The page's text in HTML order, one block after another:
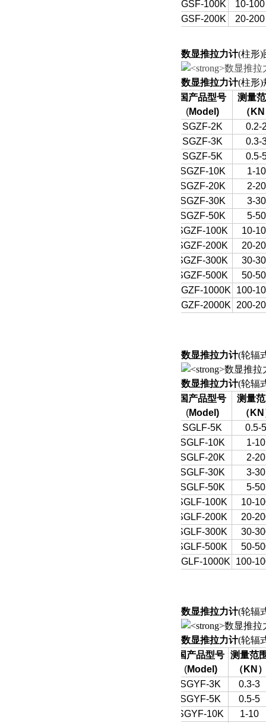
SGSF-100K
10-100
SGSF-200K
20-200
数显推拉力计(柱形)
数显推拉力计(柱形)
国产品型号
(Model)
测量
（ KN
SGZF-2K
0.2-
SGZF-3K
0.3-
SGZF-5K
0.5-
SGZF-10K
1-10
SGZF-20K
2-20
SGZF-30K
3-30
SGZF-50K
5-50
SGZF-100K
10-
SGZF-200K
20-
SGZF-300K
30-
SGZF-500K
50-
SGZF-1000K
100-
SGZF-2000K
200-
数显推拉力计(轮辐
数显推拉力计(轮辐
国产品型号
(Model)
测量
（ KN
SGLF-5K
0.5-5
SGLF-10K
1-10
SGLF-20K
2-20
SGLF-30K
3-30
SGLF-50K
5-50
SGLF-100K
10-
SGLF-200K
20-
SGLF-300K
30-
SGLF-500K
50-
SGLF-1000K
100-
数显推拉力计(轮辐
数显推拉力计(轮辐
国产品型号
(Model)
测量范
（ KN
SGYF-3K
0.3-3
SGYF-5K
0.5-5
SGYF-10K
1-10